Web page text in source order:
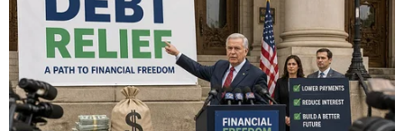
Việt Tiến: 90,2mm; Cam Cọn:
68,8mm; Long Khánh 52mm;
Thượng Hà: 56,4mm.
(TTXVN/Vietnam+)